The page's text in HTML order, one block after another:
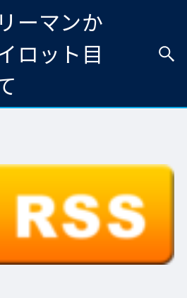
ーマンか
ロット目